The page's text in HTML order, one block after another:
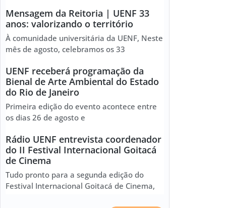
Mensagem da Reitoria | UENF 33
anos: valorizando o território
À comunidade universitária da UENF, Neste
mês de agosto, celebramos os 33
UENF receberá programação da
Bienal de Arte Ambiental do Estado
do Rio de Janeiro
Primeira edição do evento acontece entre
os dias 26 de agosto e
Rádio UENF entrevista coordenador
do II Festival Internacional Goitacá
de Cinema
Tudo pronto para a segunda edição do
Festival Internacional Goitacá de Cinema,